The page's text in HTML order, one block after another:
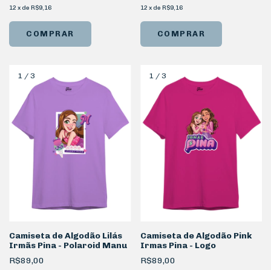
12 x de R$9,16
COMPRAR
12 x de R$9,16
COMPRAR
1 / 3
Camiseta de Algodão Lilás
Irmãs Pina - Polaroid Manu
R$89,00
1 / 3
Camiseta de Algodão Pink
Irmas Pina - Logo
R$89,00